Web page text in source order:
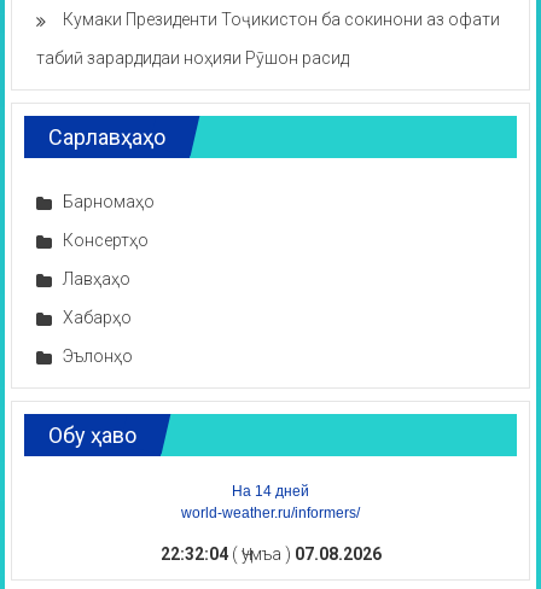
Кумаки Президенти Тоҷикистон ба сокинони аз офати
табиӣ зарардидаи ноҳияи Рӯшон расид
Сарлавҳаҳо
Барномаҳо
Консертҳо
Лавҳаҳо
Хабарҳо
Эълонҳо
Обу ҳаво
На 14 дней
world-weather.ru/informers/
22:32:05( Ҷумъа ) 07.08.2026